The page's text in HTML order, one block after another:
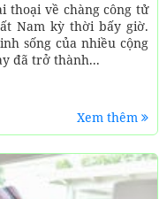
thoại về chàng công tử
Nam kỳ thời bấy giờ.
sống của nhiều cộng
đã trở thành...
Xem thêm